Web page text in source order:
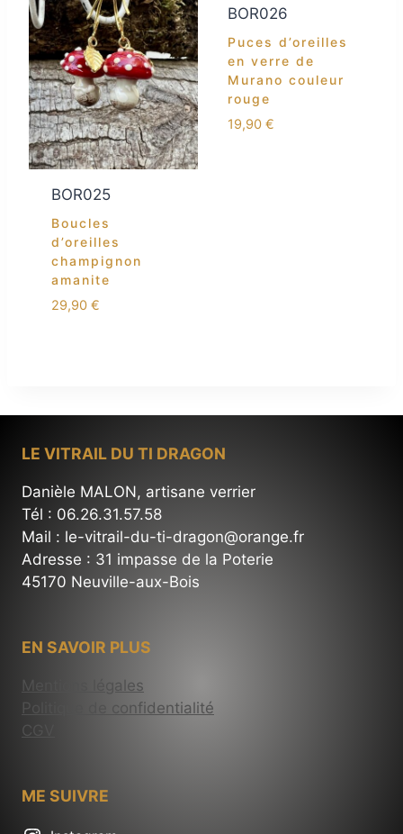
BOR025
Boucles
d’oreilles
champignon
amanite
29,90 €
BOR026
Puces d’oreilles
en verre de
Murano couleur
rouge
19,90 €
LE VITRAIL DU TI DRAGON
Danièle MALON, artisane verrier
Tél : 06.26.31.57.58
Mail : le-vitrail-du-ti-dragon@orange.fr
Adresse : 31 impasse de la Poterie
45170 Neuville-aux-Bois
EN SAVOIR PLUS
Mentions légales
Politique de confidentialité
CGV
ME SUIVRE